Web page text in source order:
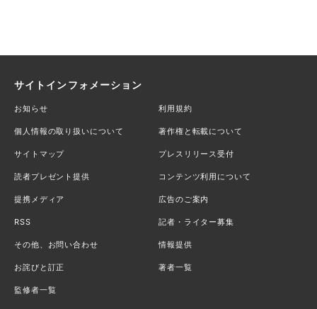
サイトインフォメーション
お知らせ 利用規約
個人情報の取り扱いについて 著作権と転載について
サイトマップ プレスリリース受付
読者プレゼント提供 コンテンツ利用について
提携メディア 広告のご案内
RSS 記者・ライター募集
その他、お問い合わせ 情報提供
お詫びと訂正 著者一覧
監修者一覧